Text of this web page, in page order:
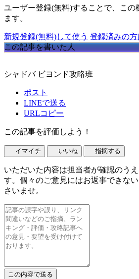
ユーザー登録(無料)することで、この
ます。
新規登録(無料)して使う 登録済みの
この記事を書いた人
シャドバ ビヨンド攻略班
ポスト
LINEで送る
URLコピー
この記事を評価しよう！
イマイチ いいね 指摘する
いただいた内容は担当者が確認のう
す。個々のご意見にはお返事できな
さいませ。